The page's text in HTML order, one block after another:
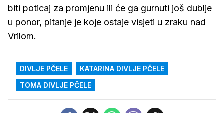
biti poticaj za promjenu ili će ga gurnuti još dublje
u ponor, pitanje je koje ostaje visjeti u zraku nad
Vrilom.
DIVLJE PČELE
KATARINA DIVLJE PČELE
TOMA DIVLJE PČELE